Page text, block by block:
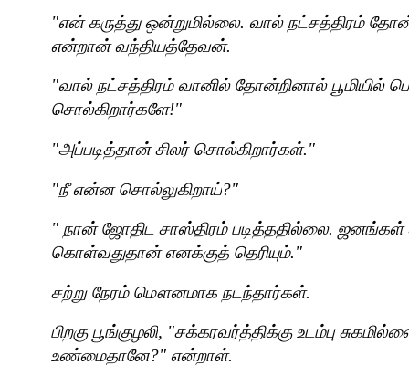
"என் கருத்து ஒன்றுமில்லை. வால் நட்சத்திரம்
என்றான் வந்தியத்தேவன்.
"வால் நட்சத்திரம் வானில் தோன்றினால் பூமியில்
சொல்கிறார்களே!"
"அப்படித்தான் சிலர் சொல்கிறார்கள்."
"நீ என்ன சொல்லுகிறாய்?"
" நான் ஜோதிட சாஸ்திரம் படித்ததில்லை. ஜனங்கள்
கொள்வதுதான் எனக்குத் தெரியும்."
சற்று நேரம் மௌனமாக நடந்தார்கள்.
பிறகு பூங்குழலி, "சக்கரவர்த்திக்கு உடம்பு
உண்மைதானே?" என்றாள்.